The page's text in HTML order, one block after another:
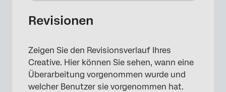
Revisionen
Zeigen Sie den Revisionsverlauf Ihres
Creative. Hier können Sie sehen, wann eine
Überarbeitung vorgenommen wurde und
welcher Benutzer sie vorgenommen hat.